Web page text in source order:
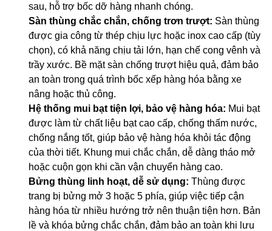
sau, hỗ trợ bốc dỡ hàng nhanh chóng.
Sàn thùng chắc chắn, chống trơn trượt: Sàn thùng
được gia công từ thép chịu lực hoặc inox cao cấp (tùy
chọn), có khả năng chịu tải lớn, hạn chế cong vênh và
trầy xước. Bề mặt sàn chống trượt hiệu quả, đảm bảo
an toàn trong quá trình bốc xếp hàng hóa bằng xe
nâng hoặc thủ công.
Hệ thống mui bạt tiện lợi, bảo vệ hàng hóa: Mui bạt
được làm từ chất liệu bạt cao cấp, chống thấm nước,
chống nắng tốt, giúp bảo vệ hàng hóa khỏi tác động
của thời tiết. Khung mui chắc chắn, dễ dàng tháo mở
hoặc cuộn gọn khi cần vận chuyển hàng cao.
Bửng thùng linh hoạt, dễ sử dụng: Thùng được
trang bị bửng mở 3 hoặc 5 phía, giúp việc tiếp cận
hàng hóa từ nhiều hướng trở nên thuận tiện hơn. Bản
lề và khóa bửng chắc chắn, đảm bảo an toàn khi lưu